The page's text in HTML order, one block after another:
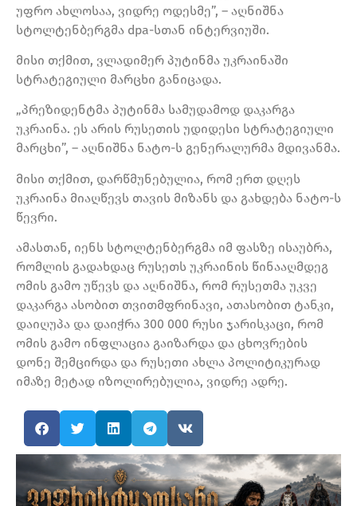
უფრო ახლოსაა, ვიდრე ოდესმე”, – აღნიშნა
სტოლტენბერგმა dpa-სთან ინტერვიუში.
მისი თქმით, ვლადიმერ პუტინმა უკრაინაში
სტრატეგიული მარცხი განიცადა.
„პრეზიდენტმა პუტინმა სამუდამოდ დაკარგა
უკრაინა. ეს არის რუსეთის უდიდესი სტრატეგიული
მარცხი”, – აღნიშნა ნატო-ს გენერალურმა მდივანმა.
მისი თქმით, დარწმუნებულია, რომ ერთ დღეს
უკრაინა მიაღწევს თავის მიზანს და გახდება ნატო-ს
წევრი.
ამასთან, იენს სტოლტენბერგმა იმ ფასზე ისაუბრა,
რომლის გადახდაც რუსეთს უკრაინის წინააღმდეგ
ომის გამო უწევს და აღნიშნა, რომ რუსეთმა უკვე
დაკარგა ასობით თვითმფრინავი, ათასობით ტანკი,
დაიღუპა და დაიჭრა 300 000 რუსი ჯარისკაცი, რომ
ომის გამო ინფლაცია გაიზარდა და ცხოვრების
დონე შემცირდა და რუსეთი ახლა პოლიტიკურად
იმაზე მეტად იზოლირებულია, ვიდრე ადრე.